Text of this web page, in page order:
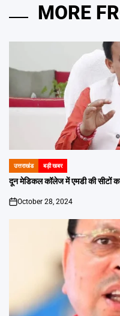
MORE
POSTED
IN
उत्तराखंड बड़ी खबर
दून मेडिकल कॉलेज में एमडी की सीटों का
on
October 28, 2024